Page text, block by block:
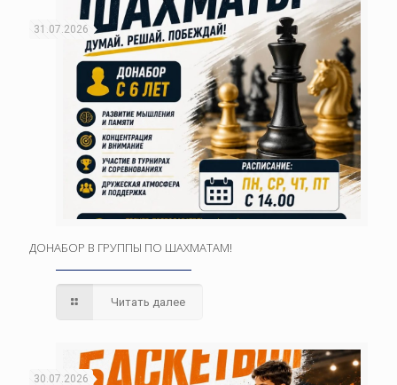
31.07.2026
ДОНАБОР В ГРУППЫ ПО ШАХМАТАМ!
Читать далее
30.07.2026